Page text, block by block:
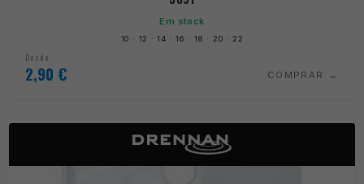
Em stock
10 · 12 · 14 · 16 · 18 · 20 · 22
Desde
2,90 € COMPRAR